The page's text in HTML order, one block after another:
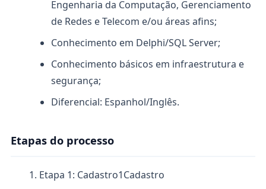
Engenharia da Computação, Gerenciamento
de Redes e Telecom e/ou áreas afins;
Conhecimento em Delphi/SQL Server;
Conhecimento básicos em infraestrutura e
segurança;
Diferencial: Espanhol/Inglês.
Etapas do processo
Etapa 1: Cadastro1Cadastro